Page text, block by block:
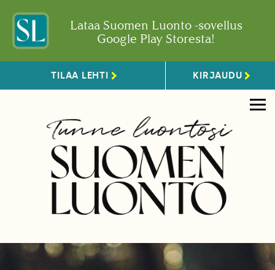
Lataa Suomen Luonto -sovellus
Google Play Storesta!
TILAA LEHTI KIRJAUDU